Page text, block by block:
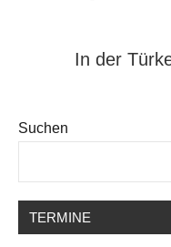
In der
Suchen
TERMINE